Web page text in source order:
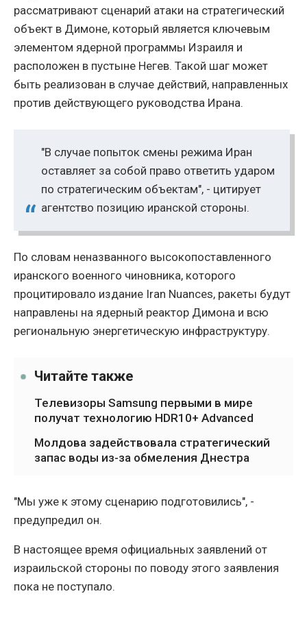
рассматривают сценарий атаки на стратегический
объект в Димоне, который является ключевым
элементом ядерной программы Израиля и
расположен в пустыне Негев. Такой шаг может
быть реализован в случае действий, направленных
против действующего руководства Ирана.
"В случае попыток смены режима Иран
оставляет за собой право ответить ударом
по стратегическим объектам", - цитирует
агентство позицию иранской стороны.
По словам неназванного высокопоставленного
иранского военного чиновника, которого
процитировало издание Iran Nuances, ракеты будут
направлены на ядерный реактор Димона и всю
региональную энергетическую инфраструктуру.
Читайте также
Телевизоры Samsung первыми в мире
получат технологию HDR10+ Advanced
Молдова задействовала стратегический
запас воды из-за обмеления Днестра
"Мы уже к этому сценарию подготовились", -
предупредил он.
В настоящее время официальных заявлений от
израильской стороны по поводу этого заявления
пока не поступало.